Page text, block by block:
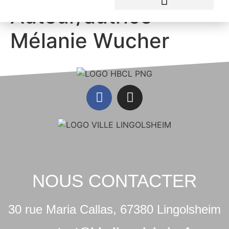
Auteur/autrice :
Mélanie Wucher
NOUS CONTACTER
30 rue Maria Callas, 67380 Lingolsheim